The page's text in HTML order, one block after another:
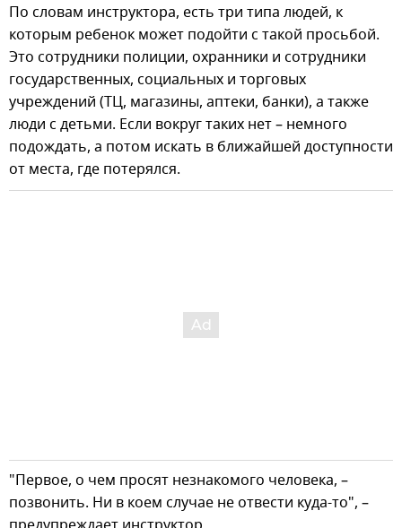
По словам инструктора, есть три типа людей, к
которым ребенок может подойти с такой просьбой.
Это сотрудники полиции, охранники и сотрудники
государственных, социальных и торговых
учреждений (ТЦ, магазины, аптеки, банки), а также
люди с детьми. Если вокруг таких нет – немного
подождать, а потом искать в ближайшей доступности
от места, где потерялся.
"Первое, о чем просят незнакомого человека, –
позвонить. Ни в коем случае не отвести куда-то", –